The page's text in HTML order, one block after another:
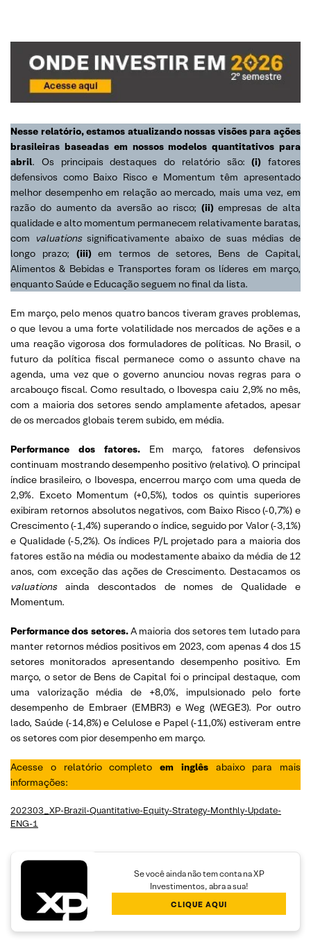
Nesse relatório, estamos atualizando nossas visões para ações
brasileiras baseadas em nossos modelos quantitativos para
abril. Os principais destaques do relatório são:(i) fatores
defensivos como Baixo Risco e Momentum têm apresentado
melhor desempenho em relação ao mercado, mais uma vez, em
razão do aumento da aversão ao risco; (ii)empresas de alta
qualidade e alto momentum permanecem relativamente baratas,
com
valuationssignificativamente abaixo de suas médias de
longo prazo; (iii)em termos de setores, Bens de Capital,
Alimentos & Bebidas e Transportes foram os líderes em março,
enquanto Saúde e Educação seguem no final da lista.
Em março, pelo menos quatro bancos tiveram graves problemas,
o que levou a uma forte volatilidade nos mercados de ações e a
uma reação vigorosa dos formuladores de políticas. No Brasil, o
futuro da política fiscal permanece como o assunto chave na
agenda, uma vez que o governo anunciou novas regras para o
arcabouço fiscal. Como resultado, o Ibovespa caiu 2,9% no mês,
com a maioria dos setores sendo amplamente afetados, apesar
de os mercados globais terem subido, em média.
Performance dos fatores. Em março, fatores defensivos
continuam mostrando desempenho positivo (relativo). O principal
índice brasileiro, o Ibovespa, encerrou março com uma queda de
2,9%. Exceto Momentum (+0,5%), todos os quintis superiores
exibiram retornos absolutos negativos, com Baixo Risco (-0,7%) e
Crescimento (-1,4%) superando o índice, seguido por Valor (-3,1%)
e Qualidade (-5,2%). Os índices P/L projetado para a maioria dos
fatores estão na média ou modestamente abaixo da média de 12
anos, com exceção das ações de Crescimento. Destacamos os
valuations ainda descontados de nomes de Qualidade e
Momentum.
Performance dos setores.A maioria dos setores tem lutado para
manter retornos médios positivos em 2023, com apenas 4 dos 15
setores monitorados apresentando desempenho positivo. Em
março, o setor de Bens de Capital foi o principal destaque, com
uma valorização média de +8,0%, impulsionado pelo forte
desempenho de Embraer (EMBR3) e Weg (WEGE3). Por outro
lado, Saúde (-14,8%) e Celulose e Papel (-11,0%) estiveram entre
os setores com pior desempenho em março.
Acesse o relatório completo em inglêsabaixo para mais
informações:
202303_XP-Brazil-Quantitative-Equity-Strategy-Monthly-Update-
ENG-1
Se você ainda não tem conta na XP
Investimentos, abra a sua!
CLIQUE AQUI